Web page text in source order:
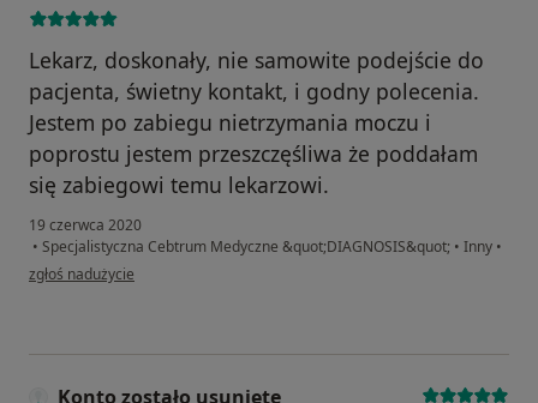
Lekarz, doskonały, nie samowite podejście do
pacjenta, świetny kontakt, i godny polecenia.
Jestem po zabiegu nietrzymania moczu i
poprostu jestem przeszczęśliwa że poddałam
się zabiegowi temu lekarzowi.
19 czerwca 2020
• Specjalistyczna Cebtrum Medyczne &quot;DIAGNOSIS&quot; • Inny •
w opinii użytkownika Konto zostało usunięte
zgłoś nadużycie
Konto zostało usunięte